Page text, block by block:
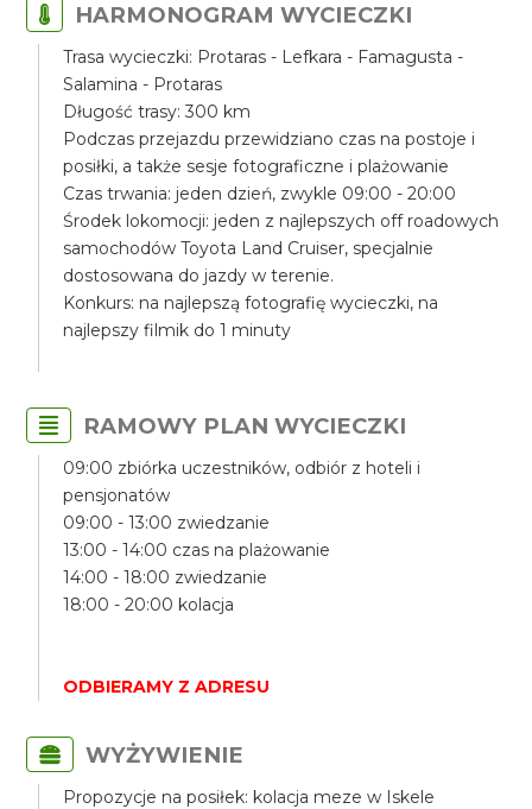
HARMONOGRAM WYCIECZKI
Trasa wycieczki: Protaras - Lefkara - Famagusta -
Salamina - Protaras
Długość trasy: 300 km
Podczas przejazdu przewidziano czas na postoje i
posiłki, a także sesje fotograficzne i plażowanie
Czas trwania: jeden dzień, zwykle 09:00 - 20:00
Środek lokomocji: jeden z najlepszych off roadowych
samochodów Toyota Land Cruiser, specjalnie
dostosowana do jazdy w terenie.
Konkurs: na najlepszą fotografię wycieczki, na
najlepszy filmik do 1 minuty
RAMOWY PLAN WYCIECZKI
09:00 zbiórka uczestników, odbiór z hoteli i
pensjonatów
09:00 - 13:00 zwiedzanie
13:00 - 14:00 czas na plażowanie
14:00 - 18:00 zwiedzanie
18:00 - 20:00 kolacja
ODBIERAMY Z ADRESU
WYŻYWIENIE
Propozycje na posiłek: kolacja meze w Iskele